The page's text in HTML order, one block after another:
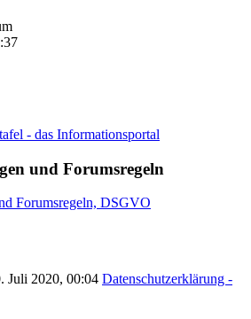
- das Informationsportal
und Forumsregeln
Forumsregeln, DSGVO
Juli 2020, 00:04 Datenschutzerklärung -